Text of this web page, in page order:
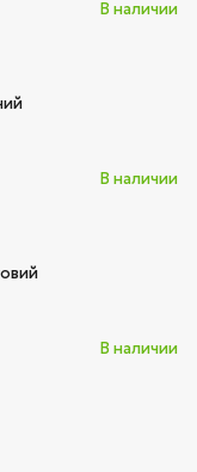
В наличии
В наличии
В наличии